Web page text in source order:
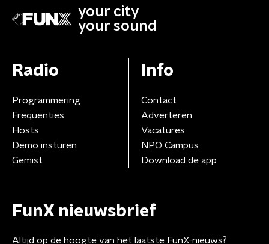
your city
your sound
Radio
Programmering
Frequenties
Hosts
Demo insturen
Gemist
Info
Contact
Adverteren
Vacatures
NPO Campus
Download de app
FunX nieuwsbrief
Altijd op de hoogte van het laatste FunX-nieuws?